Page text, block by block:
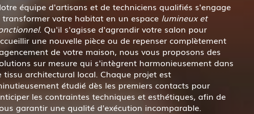
équipe d'artisans et de techniciens qualifiés s'engage
transformer votre habitat en un espace lumineux et
. Qu'il s'agisse d'agrandir votre salon pour
une nouvelle pièce ou de repenser complètement
de votre maison, nous vous proposons des
sur mesure qui s'intègrent harmonieusement dans
tissu architectural local. Chaque projet est
étudié dès les premiers contacts pour
les contraintes techniques et esthétiques, afin de
garantir une qualité d'exécution incomparable.